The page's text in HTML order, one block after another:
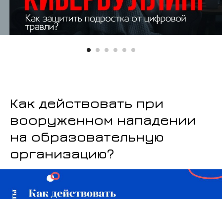
Как действовать при
вооруженном нападении
на образовательную
организацию?